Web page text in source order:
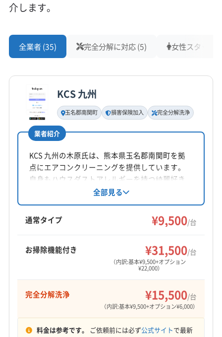
杵島郡江北町
西松浦郡有田町
藤津郡太良町
(福岡県) 久留米市
(福岡県) 三潴郡大木町
(福岡県) 八女市
(福岡県) 福岡市城南区
(福岡県) 福岡市西区
(福岡県) 福岡市早良区
(福岡県) 福岡市南区
営業時間
定休日
不定休
電話番号
0952-87-3345
公式HP
公式サイトを見る
介します。
全業者 (35) 完全分解に対応 (5) 女性スタッフ
KCS 九州
玉名郡南関町 損害保険加入 完全分解洗浄
業者紹介
KCS 九州の木原氏は、熊本県玉名郡南関町を拠
点にエアコンクリーニングを提供しています。
自身もハウスダストアレルギーを持つ綺麗好き
で、丁寧なヒアリングと動作確認、環境に配慮
した洗浄が特徴です。損害保険加入、駐車場代
負担、営業時間外相談可。完全分解洗浄や防カ
ビ抗菌コートにも対応しています。地域密着型
全部見る
通常タイプ ¥9,500/台
お掃除機能付き ¥31,500/台
（内訳:基本¥9,500+オプション
¥22,000）
完全分解洗浄 ¥15,500/台
（内訳:基本¥9,500+オプション¥6,000）
料金は参考です。 ご依頼前には必ず公式サイトで最新